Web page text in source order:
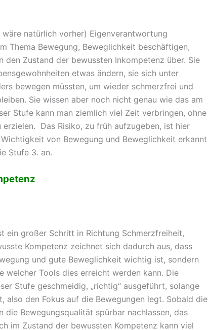
wäre natürlich vorher) Eigenverantwortung
Thema Bewegung, Beweglichkeit beschäftigen,
den Zustand der bewussten Inkompetenz über. Sie
etwas ändern, sie sich unter
bewegen müssten, um wieder schmerzfrei und
Sie wissen aber noch nicht genau wie das am
Stufe kann man ziemlich viel Zeit verbringen, ohne
erzielen. Das Risiko, zu früh aufzugeben, ist hier
von Bewegung und Beweglichkeit erkannt
Stufe 3. an.
ein großer Schritt in Richtung Schmerzfreiheit,
Kompetenz zeichnet sich dadurch aus, dass
und gute Beweglichkeit wichtig ist, sondern
welcher Tools dies erreicht werden kann. Die
Stufe geschmeidig, „richtig“ ausgeführt, solange
also den Fokus auf die Bewegungen legt. Sobald die
die Bewegungsqualität spürbar nachlassen, das
im Zustand der bewussten Kompetenz kann viel